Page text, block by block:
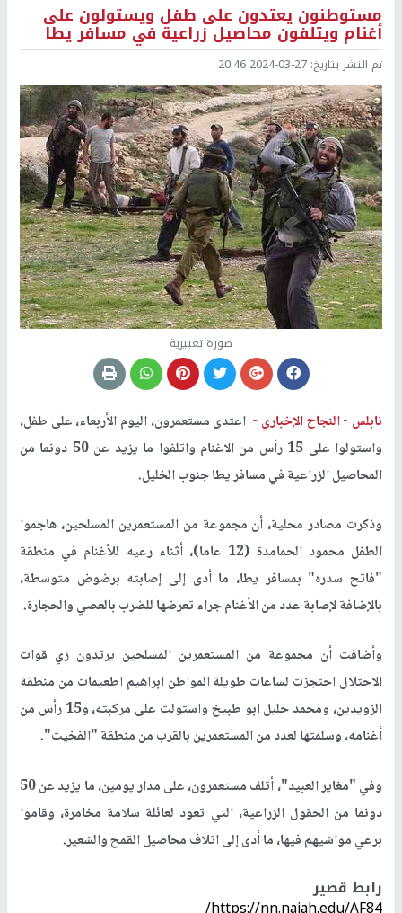
مستوطنون يعتدون على طفل ويستولون على
أغنام ويتلفون محاصيل زراعية في مسافر يطا
تم النشر بتاريخ: 2024-03-27 20:46
صورة تعبيرية
نابلس -النجاح الإخباري - اعتدى مستعمرون، اليوم الأربعاء، على طفل،
واستولوا على 15 رأس من الاغنام واتلفوا ما يزيد عن 50 دونما من
المحاصيل الزراعية في مسافر يطا جنوب الخليل.
وذكرت مصادر محلية، أن مجموعة من المستعمرين المسلحين، هاجموا
الطفل محمود الحمامدة (12 عاما)، أثناء رعيه للأغنام في منطقة
"فاتح سدره" بمسافر يطا، ما أدى إلى إصابته برضوض متوسطة،
بالإضافة لإصابة عدد من الأغنام جراء تعرضها للضرب بالعصي والحجارة.
وأضافت أن مجموعة من المستعمرين المسلحين يرتدون زي قوات
الاحتلال احتجزت لساعات طويلة المواطن ابراهيم اطعيمات من منطقة
الزويدين، ومحمد خليل ابو طبيخ واستولت على مركبته، و15 رأس من
أغنامه، وسلمتها لعدد من المستعمرين بالقرب من منطقة "الفخيت".
وفي "مغاير العبيد"، أتلف مستعمرون، على مدار يومين، ما يزيد عن 50
دونما من الحقول الزراعية، التي تعود لعائلة سلامة مخامرة، وقاموا
برعي مواشيهم فيها، ما أدى إلى اتلاف محاصيل القمح والشعير.
رابط قصير